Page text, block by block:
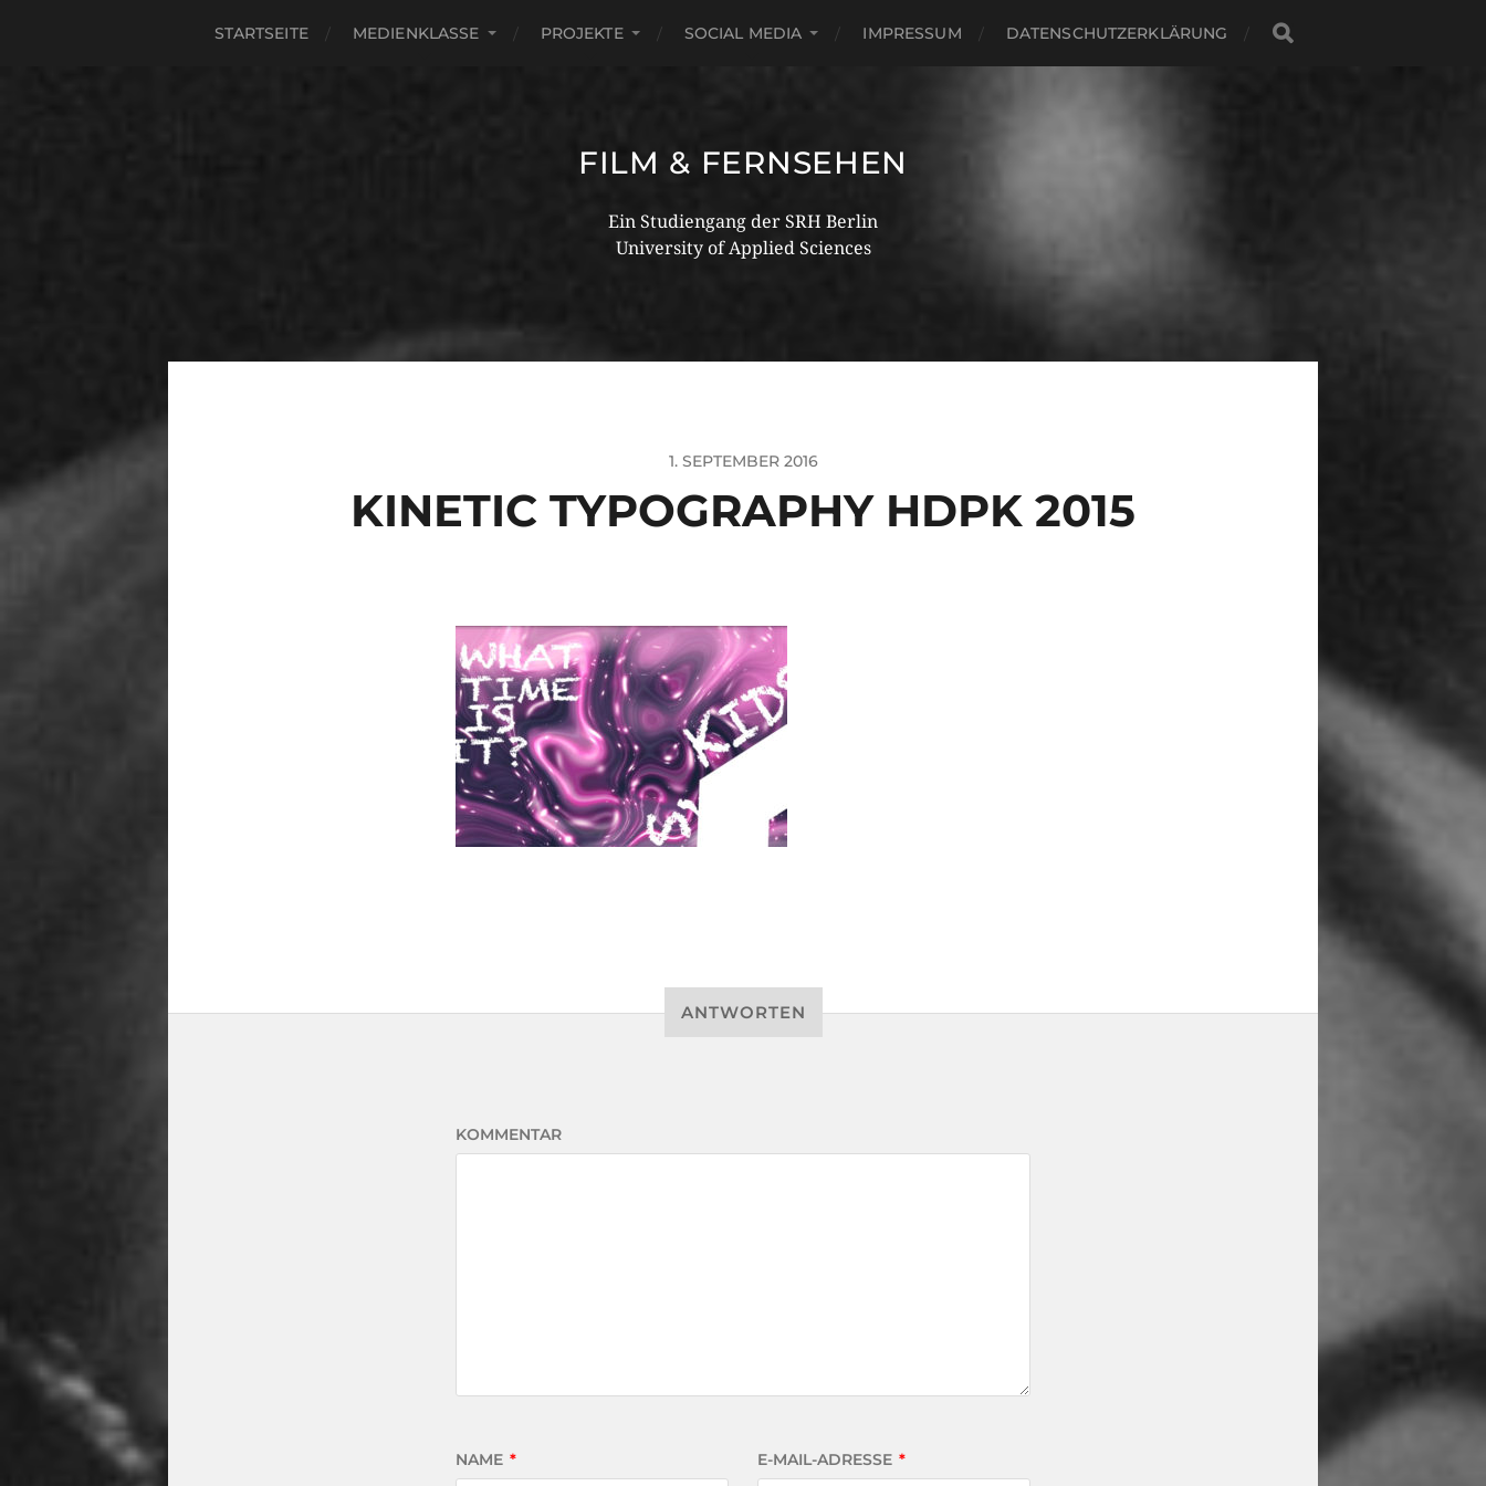
STARTSEITE MEDIENKLASSE PROJEKTE SOCIAL MEDIA IMPRESSUM DATENSCHUTZERKLÄRUNG
FILM & FERNSEHEN
Ein Studiengang der SRH Berlin
University of Applied Sciences
1. SEPTEMBER 2016
KINETIC TYPOGRAPHY HDPK 2015
ANTWORTEN
KOMMENTAR
NAME * E-MAIL-ADRESSE *